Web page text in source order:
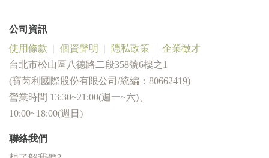
公司資訊
使用條款
個資聲明 隠私政策
企業徵才
台北市松山區八德路二段358號6樓之1
(寶芮利國際股份有限公司/統編：80662419)
營業時間 13:30~21:00(週一~六)、
10:00~18:00(週日)
聯絡我們